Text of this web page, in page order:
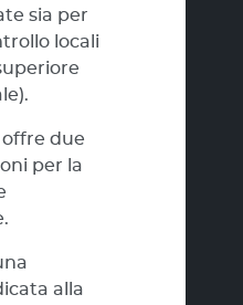
sia per
locali
offre due
per la
alla